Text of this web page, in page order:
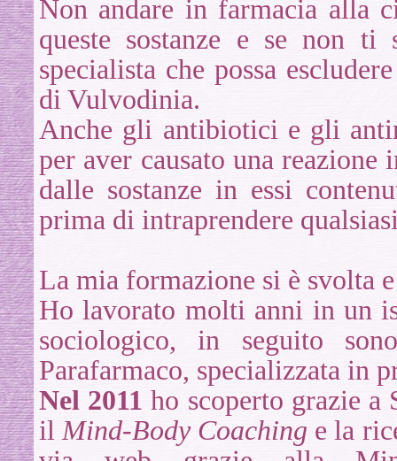
Non andare in farmacia alla
queste sostanze e se non ti
specialista che possa
di Vulvodinia.
Anche gli antibiotici e gli
per aver causato una reazione
dalle sostanze in essi
prima di intraprendere
La mia formazione si è svolta
Ho lavorato molti anni in un
sociologico, in seguito
Parafarmaco, specializzata in
Nel 2011 ho scoperto grazie a
il Mind-Body Coaching e la